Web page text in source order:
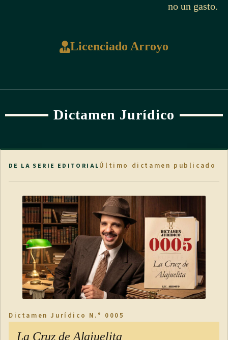
no un gasto.
Licenciado Arroyo
Dictamen Jurídico
DE LA SERIE EDITORIALÚltimo dictamen publicado
Dictamen Jurídico N.° 0005
La Cruz de Alajuelita